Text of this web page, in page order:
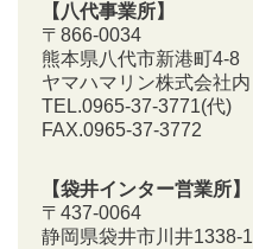
【八代事業所】
〒866-0034
熊本県八代市新港町4-8
ヤマハマリン株式会社内
TEL.0965-37-3771(代)
FAX.0965-37-3772
【袋井インター営業所】
〒437-0064
静岡県袋井市川井1338-1